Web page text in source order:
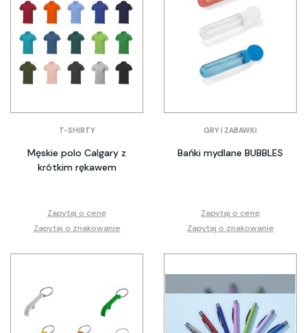
T-SHIRTY
Męskie polo Calgary z
krótkim rękawem
Zapytaj o cenę
Zapytaj o znakowanie
GRY I ZABAWKI
Bańki mydlane BUBBLES
Zapytaj o cenę
Zapytaj o znakowanie